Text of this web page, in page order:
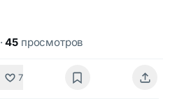
·45 просмотров
7